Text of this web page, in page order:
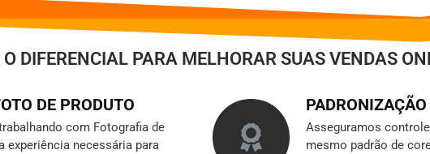
DIFERENCIAL PARA MELHORAR SUAS VENDAS
DE PRODUTO
com Fotografia de
experiência necessária para
Asseguramos
mesmo padrão de